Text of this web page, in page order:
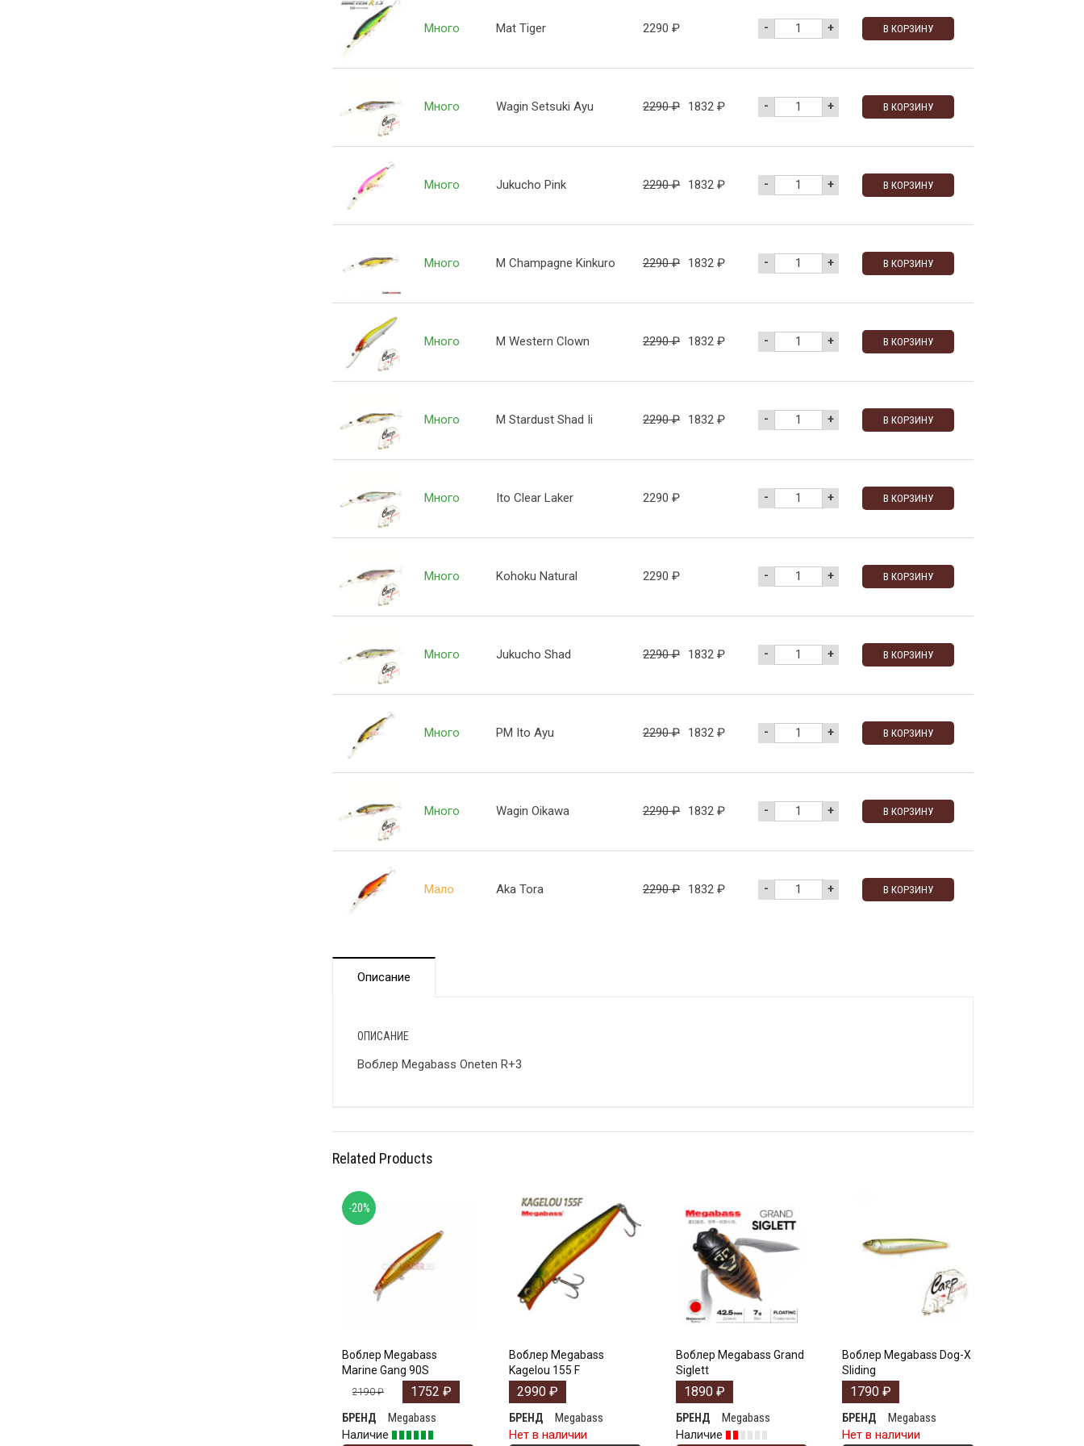
Много Mat Tiger 2290 ₽ - + В КОРЗИНУ
Много Wagin Setsuki Ayu 2290₽ 1832 ₽ - + В КОРЗИНУ
Много Jukucho Pink 2290₽ 1832 ₽ - + В КОРЗИНУ
Много M Champagne Kinkuro 2290₽ 1832 ₽ - + В КОРЗИНУ
Много M Western Clown 2290₽ 1832 ₽ - + В КОРЗИНУ
Много M Stardust Shad Ii 2290₽ 1832 ₽ - + В КОРЗИНУ
Много Ito Clear Laker 2290 ₽ - + В КОРЗИНУ
Много Kohoku Natural 2290 ₽ - + В КОРЗИНУ
Много Jukucho Shad 2290₽ 1832 ₽ - + В КОРЗИНУ
Много PM Ito Ayu 2290₽ 1832 ₽ - + В КОРЗИНУ
Много Wagin Oikawa 2290₽ 1832 ₽ - + В КОРЗИНУ
Мало Aka Tora 2290₽ 1832 ₽ - + В КОРЗИНУ
Описание
ОПИСАНИЕ
Воблер Megabass Oneten R+3
Related Products
Воблер Megabass
Marine Gang 90S
2190₽ 1752 ₽
БРЕНД
Megabass
Наличие
-20%
Воблер Megabass
Kagelou 155 F
2990 ₽
БРЕНД
Megabass
Нет в наличии
Воблер Megabass Grand
Siglett
1890 ₽
БРЕНД
Megabass
Наличие
Воблер Megabass Dog-X
Sliding
1790₽
БРЕНД
Megabass
Нет в наличии